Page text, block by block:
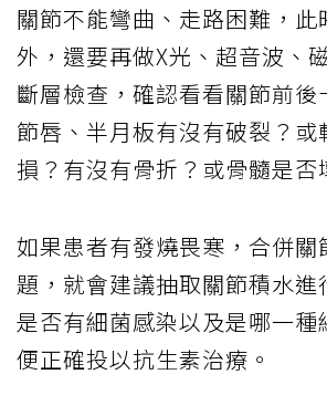
關節不能彎曲、走路困難，此
外，還要再做X光、超音波、
斷層檢查，確認看看關節前後
節唇、半月板有沒有破裂？或
損？有沒有骨折？或骨髓是否
如果患者有發燒畏寒，合併關
題，就會建議抽取關節積水進
是否有細菌感染以及是哪一種
便正確投以抗生素治療。